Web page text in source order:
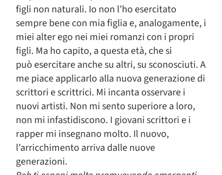
figli non naturali. Io non l’ho esercitato
sempre bene con mia figlia e, analogamente, i
miei alter ego nei miei romanzi con i propri
figli. Ma ho capito, a questa età, che si
può esercitare anche su altri, su sconosciuti. A
me piace applicarlo alla nuova generazione di
scrittori e scrittrici. Mi incanta osservare i
nuovi artisti. Non mi sento superiore a loro,
non mi infastidiscono. I giovani scrittori e i
rapper mi insegnano molto. Il nuovo,
l’arricchimento arriva dalle nuove
generazioni.